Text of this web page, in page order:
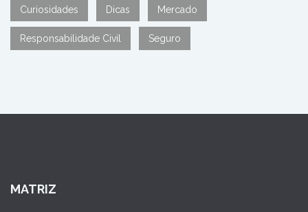
Curiosidades Dicas Mercado
Responsabilidade Civil Seguro
MATRIZ